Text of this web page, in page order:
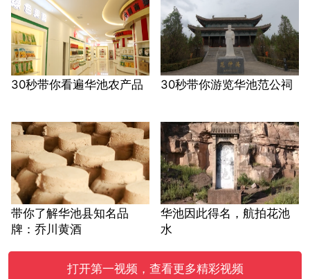
30秒带你看遍华池农产品 30秒带你游览华池范公祠
带你了解华池县知名品
牌：乔川黄酒
华池因此得名，航拍花池
水
打开第一视频，查看更多精彩视频